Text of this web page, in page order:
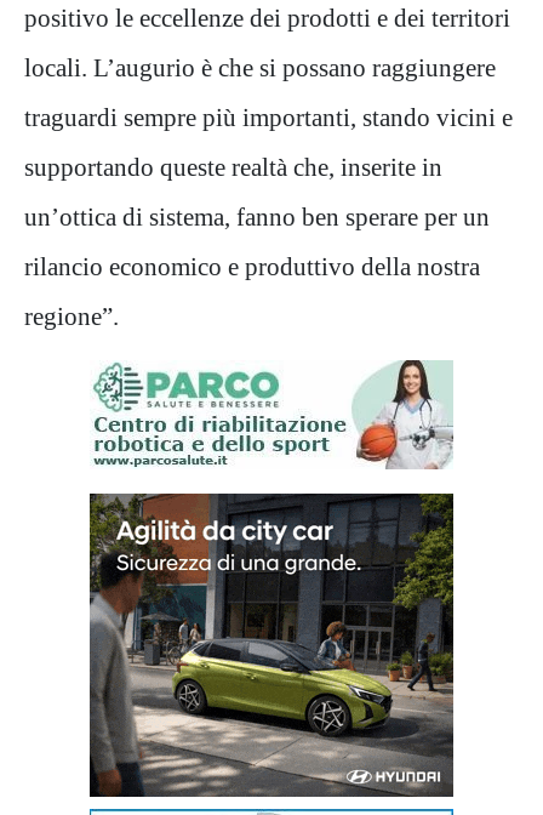
positivo le eccellenze dei prodotti e dei territori
locali. L’augurio è che si possano raggiungere
traguardi sempre più importanti, stando vicini e
supportando queste realtà che, inserite in
un’ottica di sistema, fanno ben sperare per un
rilancio economico e produttivo della nostra
regione”.